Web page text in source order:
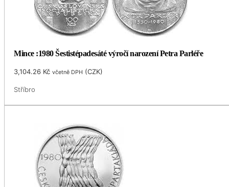
Mince :1980 Šestistépadesáté výročí narození Petra Parléře
3,104.26 Kč včetně DPH (CZK)
Stříbro